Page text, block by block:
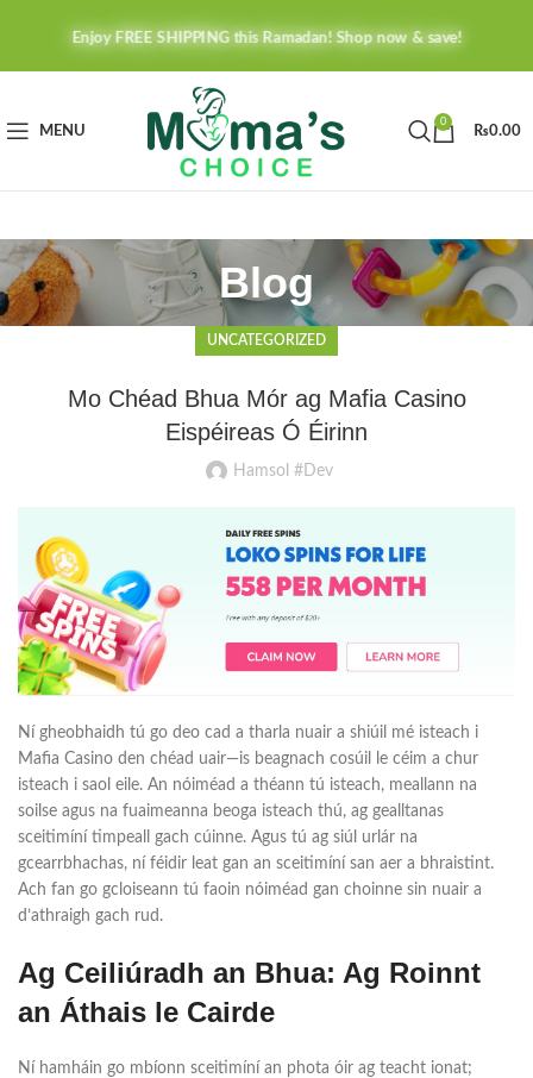
Enjoy FREE SHIPPING this Ramadan! Shop now & save!
MENU
0
₨0.00
Blog
UNCATEGORIZED
Mo Chéad Bhua Mór ag Mafia Casino
Eispéireas Ó Éirinn
Hamsol #Dev
Ní gheobhaidh tú go deo cad a tharla nuair a shiúil mé isteach i
Mafia Casino den chéad uair—is beagnach cosúil le céim a chur
isteach i saol eile. An nóiméad a théann tú isteach, meallann na
soilse agus na fuaimeanna beoga isteach thú, ag gealltanas
sceitimíní timpeall gach cúinne. Agus tú ag siúl urlár na
gcearrbhachas, ní féidir leat gan an sceitimíní san aer a bhraistint.
Ach fan go gcloiseann tú faoin nóiméad gan choinne sin nuair a
d’athraigh gach rud.
Ag Ceiliúradh an Bhua: Ag Roinnt
an Áthais le Cairde
Ní hamháin go mbíonn sceitimíní an phota óir ag teacht ionat;